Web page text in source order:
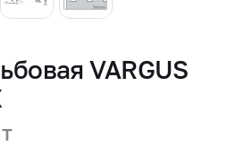
VARGUS